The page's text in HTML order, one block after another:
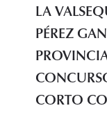
LA
PÉREZ
CORTO